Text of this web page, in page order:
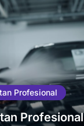
Profesional
Profesional